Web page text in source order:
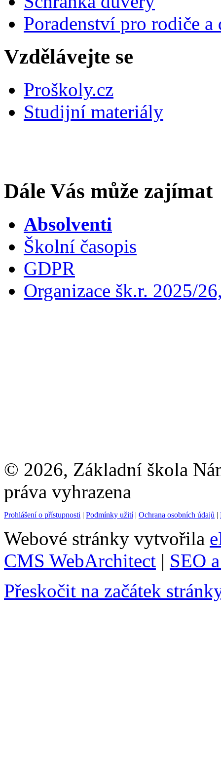
Poradenství pro rodiče
Vzdělávejte se
Proškoly.cz
Studijní materiály
Dále Vás může zajímat
Absolventi
Školní časopis
GDPR
Organizace šk.r. 2025/
© 2026, Základní škola
práva vyhrazena
Prohlášení o přístupnosti | Podmínky užití| Ochrana osobních údajů |
Webové stránky vytvořila
CMS WebArchitect | SEO
Přeskočit na začátek